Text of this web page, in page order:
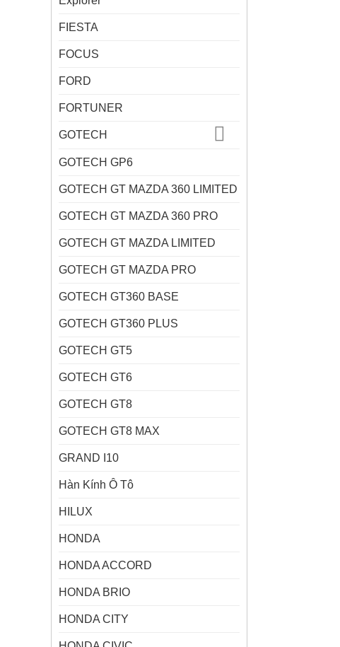
FIESTA
FOCUS
FORD
FORTUNER
GOTECH
GOTECH GP6
GOTECH GT MAZDA 360 LIMITED
GOTECH GT MAZDA 360 PRO
GOTECH GT MAZDA LIMITED
GOTECH GT MAZDA PRO
GOTECH GT360 BASE
GOTECH GT360 PLUS
GOTECH GT5
GOTECH GT6
GOTECH GT8
GOTECH GT8 MAX
GRAND I10
Hàn Kính Ô Tô
HILUX
HONDA
HONDA ACCORD
HONDA BRIO
HONDA CITY